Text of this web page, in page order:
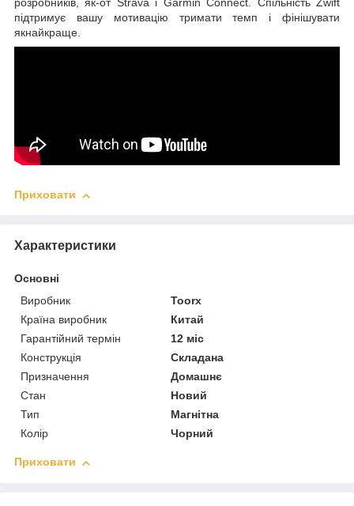
розробників, як-от Strava і Garmin Connect. Спільність Zwift
підтримує вашу мотивацію тримати темп і фінішувати
якнайкраще.
Приховати
Характеристики
Основні
Виробник
Toorx
Країна виробник
Китай
Гарантійний термін
12 міс
Конструкція
Складана
Призначення
Домашнє
Стан
Новий
Тип
Магнітна
Колір
Чорний
Приховати